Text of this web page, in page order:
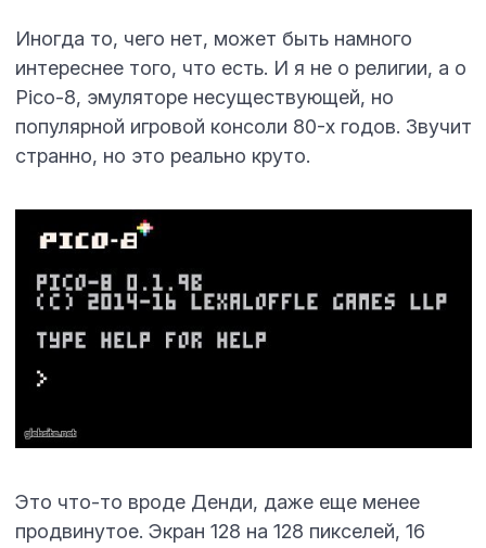
Иногда то, чего нет, может быть намного
интереснее того, что есть. И я не о религии, а о
Pico-8, эмуляторе несуществующей, но
популярной игровой консоли 80-х годов. Звучит
странно, но это реально круто.
Это что-то вроде Денди, даже еще менее
продвинутое. Экран 128 на 128 пикселей, 16